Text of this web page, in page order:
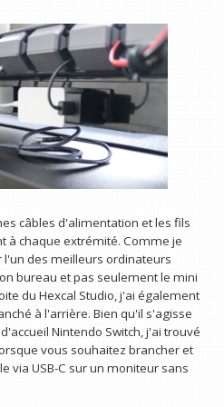
câbles d'alimentation et les fils
à chaque extrémité. Comme je
des meilleurs ordinateurs
bureau et pas seulement le mini
du Hexcal Studio, j'ai également
à l'arrière. Bien qu'il s'agisse
Nintendo Switch, j'ai trouvé
vous souhaitez brancher et
via USB-C sur un moniteur sans